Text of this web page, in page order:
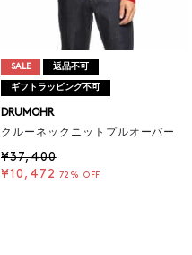
SALE 返品不可
ギフトラッピング不可
DRUMOHR
クルーネックニットプルオーバー
¥37,400
¥10,472 72% OFF